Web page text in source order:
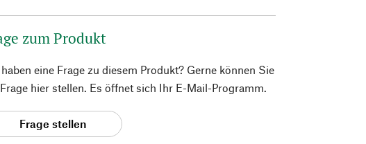
zum Produkt
eine Frage zu diesem Produkt? Gerne können Sie
hier stellen. Es öffnet sich Ihr E-Mail-Programm.
Frage stellen